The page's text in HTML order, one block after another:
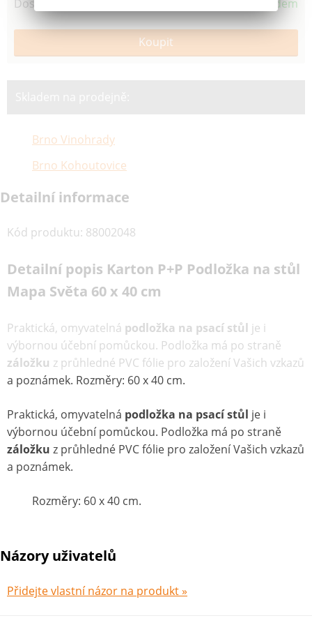
Dostupnost Skladem
Brno Vinohrady
Brno Kohoutovice
Detailní informace
Kód produktu: 88002048
Detailní popis Karton P+P Podložka na stůl
Mapa Světa 60 x 40 cm
Praktická, omyvatelná podložka na psací stůl je i
výbornou účební pomůckou. Podložka má po straně
záložku z průhledné PVC fólie pro založení Vašich vzkazů
a poznámek. Rozměry: 60 x 40 cm.
Praktická, omyvatelná podložka na psací stůl je i
výbornou účební pomůckou. Podložka má po straně
záložku z průhledné PVC fólie pro založení Vašich vzkazů
a poznámek.
Rozměry: 60 x 40 cm.
Názory uživatelů
Přidejte vlastní názor na produkt »